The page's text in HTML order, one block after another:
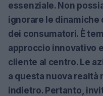
essenziale. Non
ignorare le dinamiche
dei consumatori. È
approccio innovativo
cliente al centro. Le
a questa nuova realtà
indietro. Pertanto,